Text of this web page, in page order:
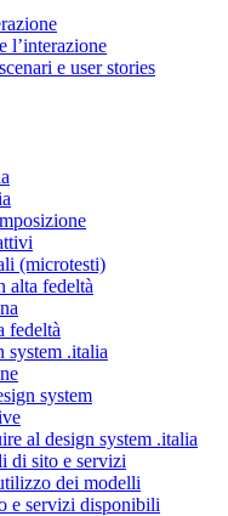
l’interazione
e user stories
(microtesti)
alta fedeltà
fedeltà
system .italia
system
al design system .italia
di sito e servizi
dei modelli
e servizi disponibili